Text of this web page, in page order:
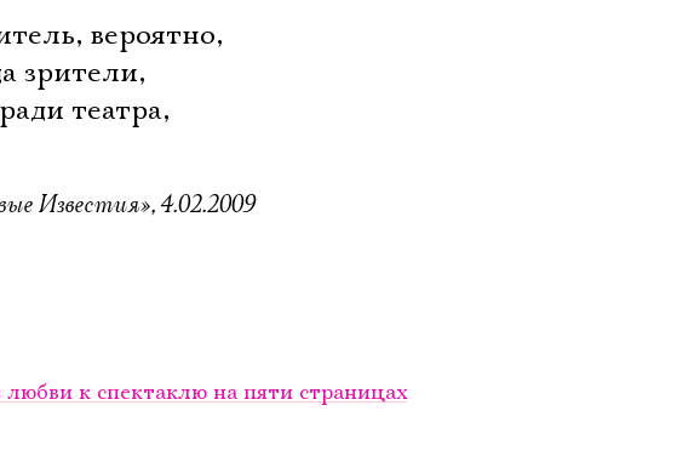
вероятно,
зрители,
театра,
Известия», 4.02.2009
к спектаклю на пяти страницах